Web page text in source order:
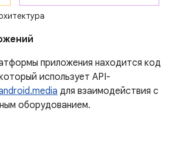
приложения находится код
использует API-
для взаимодействия с
оборудованием.